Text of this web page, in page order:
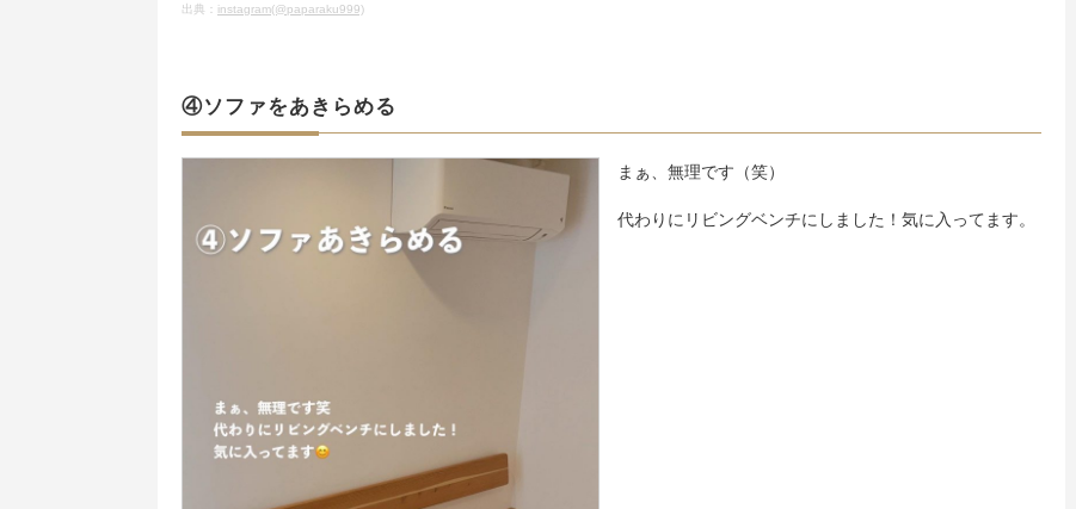
出典： instagram(@paparaku999)
④ソファをあきらめる
まぁ、無理です（笑）
代わりにリビングベンチにしました！気に入ってます。